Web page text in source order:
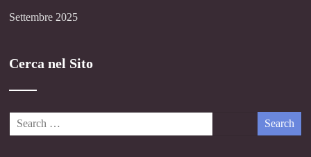
Settembre 2025
Cerca nel Sito